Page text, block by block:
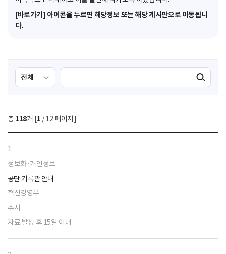
[바로가기] 아이콘을 누르면 해당정보 또는 해당 게시판으로 이동됩니
다.
검
색
선
택
색
검색실행
총 118개 [1 / 12 페이지]
1
정보화·개인정보
공단 기록관 안내
혁신경영부
수시
자료 발생 후 15일 이내